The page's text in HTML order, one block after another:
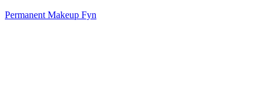
Permanent Makeup Fyn